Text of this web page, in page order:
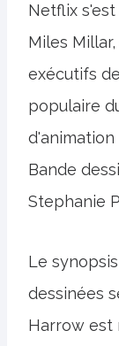
Netflix
Miles
exécutifs
populaire
d'animation
Bande
Stephanie
Le
dessinées
Harrow est